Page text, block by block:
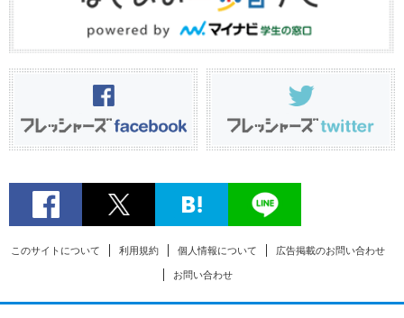
このサイトについて 利用規約 個人情報について 広告掲載のお問い合わせ
お問い合わせ